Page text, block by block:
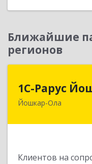
Ближайшие
регионов
1С-Рарус
Йошкар-Ола
Клиентов на
424004, Марий Эл